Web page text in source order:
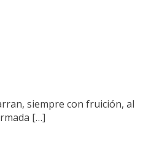
siempre con fruición, al
[…]